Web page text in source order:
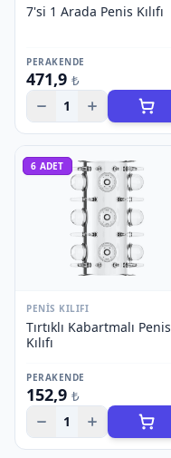
7'si 1 Arada Penis Kılıfı
PERAKENDE
471,9 ₺
1
6 ADET
PENIS KILIFI
Tırtıklı Kabartmalı Penis
Kılıfı
PERAKENDE
152,9 ₺
1